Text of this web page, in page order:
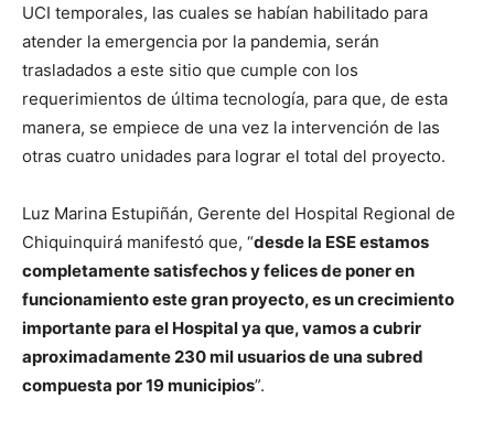
UCI temporales, las cuales se habían habilitado para
atender la emergencia por la pandemia, serán
trasladados a este sitio que cumple con los
requerimientos de última tecnología, para que, de esta
manera, se empiece de una vez la intervención de las
otras cuatro unidades para lograr el total del proyecto.
Luz Marina Estupiñán, Gerente del Hospital Regional de
Chiquinquirá manifestó que, “desde la ESE estamos
completamente satisfechos y felices de poner en
funcionamiento este gran proyecto, es un crecimiento
importante para el Hospital ya que, vamos a cubrir
aproximadamente 230 mil usuarios de una subred
compuesta por 19 municipios”.